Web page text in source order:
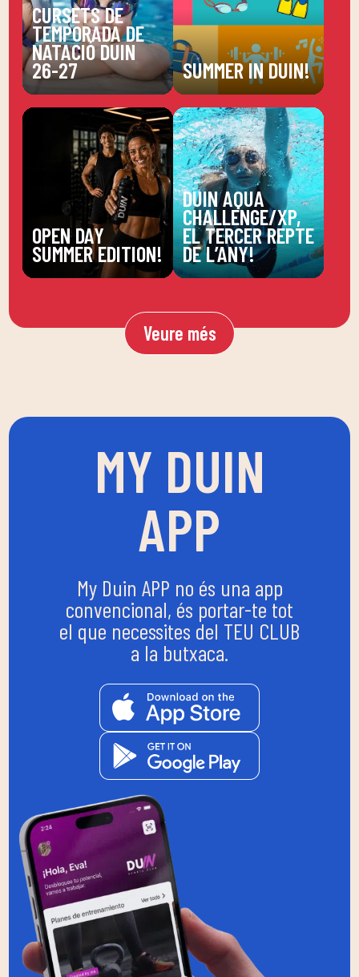
CURSETS DE
TEMPORADA DE
NATACIÓ DUIN
26-27 SUMMER IN DUIN!
OPEN DAY
SUMMER EDITION!
DUIN AQUA
CHALLENGE/XP,
EL TERCER REPTE
DE L’ANY!
Veure més
MY DUIN
APP
My Duin APP no és una app
convencional, és portar-te tot
el que necessites del TEU CLUB
a la butxaca.